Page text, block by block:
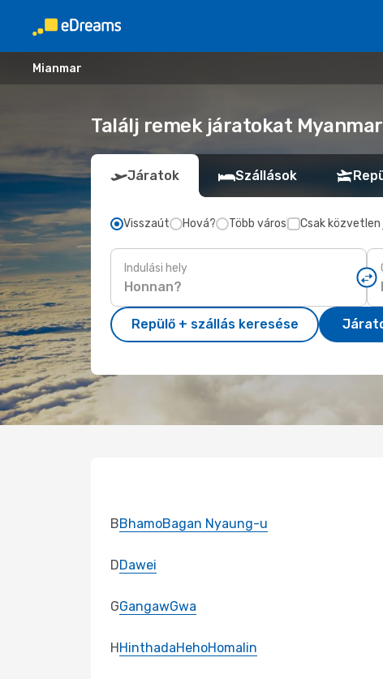
Mianmar
Találj remek járatokat
Járatok Szállások
Visszaút Hová? Több város Csak
Indulási hely
Repülő + szállás keresése
BBhamoBagan Nyaung-u
DDawei
GGangawGwa
HHinthadaHehoHomalin